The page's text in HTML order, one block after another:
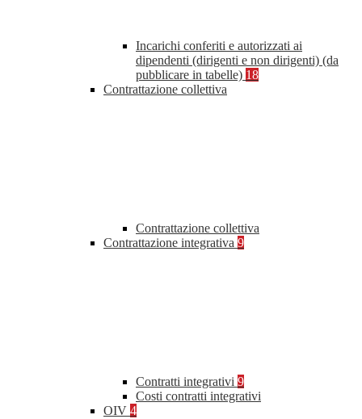
Incarichi conferiti e autorizzati ai
dipendenti (dirigenti e non dirigenti) (da
pubblicare in tabelle) 18
Contrattazione collettiva
Contrattazione collettiva
Contrattazione integrativa 9
Contratti integrativi 9
Costi contratti integrativi
OIV 4